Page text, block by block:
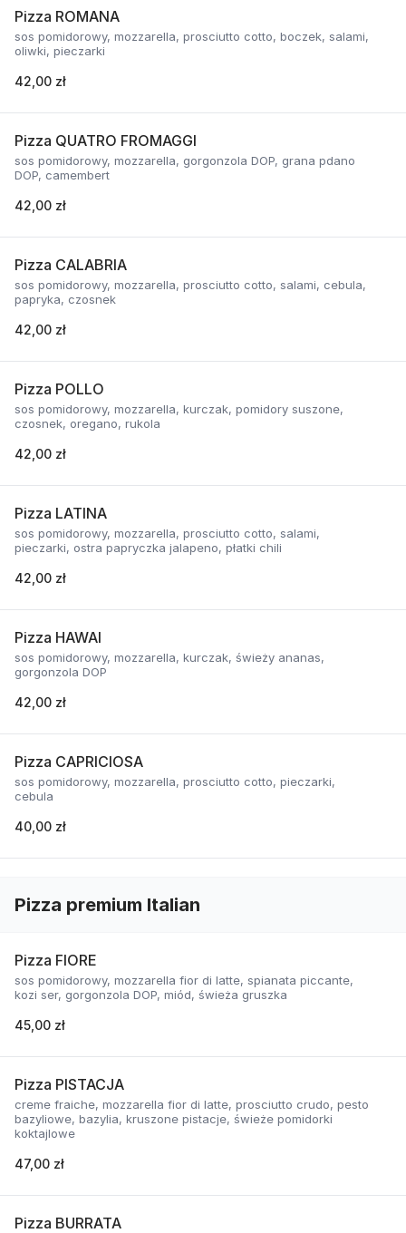
Pizza ROMANA
sos pomidorowy, mozzarella, prosciutto cotto, boczek, salami,
oliwki, pieczarki
42,00 zł
Pizza QUATRO FROMAGGI
sos pomidorowy, mozzarella, gorgonzola DOP, grana pdano
DOP, camembert
42,00 zł
Pizza CALABRIA
sos pomidorowy, mozzarella, prosciutto cotto, salami, cebula,
papryka, czosnek
42,00 zł
Pizza POLLO
sos pomidorowy, mozzarella, kurczak, pomidory suszone,
czosnek, oregano, rukola
42,00 zł
Pizza LATINA
sos pomidorowy, mozzarella, prosciutto cotto, salami,
pieczarki, ostra papryczka jalapeno, płatki chili
42,00 zł
Pizza HAWAI
sos pomidorowy, mozzarella, kurczak, świeży ananas,
gorgonzola DOP
42,00 zł
Pizza CAPRICIOSA
sos pomidorowy, mozzarella, prosciutto cotto, pieczarki,
cebula
40,00 zł
Pizza premium Italian
Pizza FIORE
sos pomidorowy, mozzarella fior di latte, spianata piccante,
kozi ser, gorgonzola DOP, miód, świeża gruszka
45,00 zł
Pizza PISTACJA
creme fraiche, mozzarella fior di latte, prosciutto crudo, pesto
bazyliowe, bazylia, kruszone pistacje, świeże pomidorki
koktajlowe
47,00 zł
Pizza BURRATA